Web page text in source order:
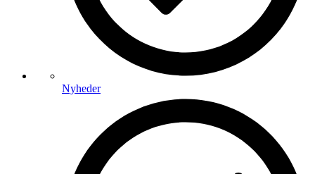
Nyheder